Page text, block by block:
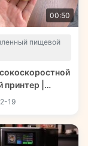
00:50
пищевой
|
| Фуарт®
19